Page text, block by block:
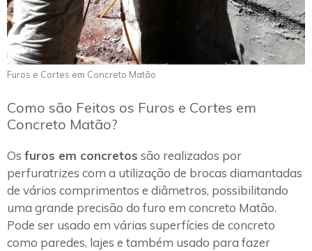
Furos e Cortes em Concreto Matão
Como são Feitos os Furos e Cortes em
Concreto Matão?
Os furos em concretos são realizados por
perfuratrizes com a utilização de brocas diamantadas
de vários comprimentos e diâmetros, possibilitando
uma grande precisão do furo em concreto Matão.
Pode ser usado em várias superfícies de concreto
como paredes, lajes e também usado para fazer